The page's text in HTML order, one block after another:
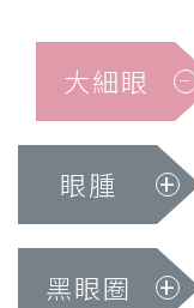
大細眼
眼腫
黑眼圈